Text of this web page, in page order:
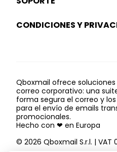
CONDICIONES Y
Qboxmail ofrece
correo corporativo: una
forma segura el correo y
para el envío de emails
promocionales.
Hecho con ❤ en Europa
© 2026 Qboxmail S.r.l. | VAT